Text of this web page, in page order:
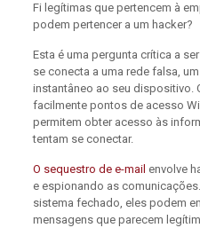
Fi legítimas que pertencem à
podem pertencer a um hacker?
Esta é uma pergunta crítica a
se conecta a uma rede falsa,
instantâneo ao seu dispositivo.
facilmente pontos de acesso
permitem obter acesso às
tentam se conectar.
O sequestro de e-mail envolve
e espionando as
sistema fechado, eles podem
mensagens que parecem